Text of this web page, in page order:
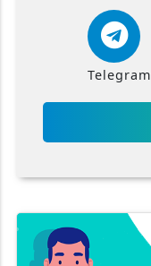
Telegram